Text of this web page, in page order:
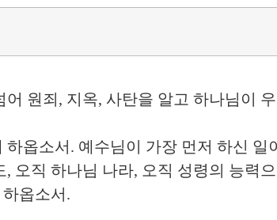
원죄, 지옥, 사탄을 알고 하나님이
옵소서. 예수님이 가장 먼저 하신
오직 하나님 나라, 오직 성령의 능력
옵소서.